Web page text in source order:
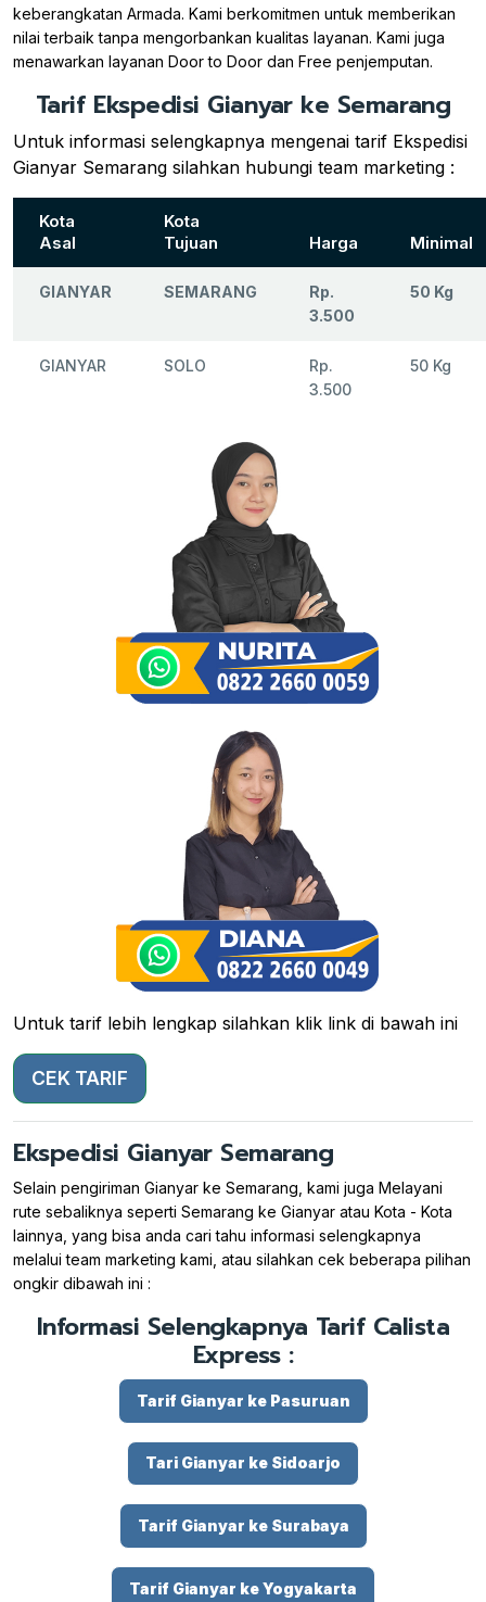
keberangkatan Armada. Kami berkomitmen untuk memberikan
nilai terbaik tanpa mengorbankan kualitas layanan. Kami juga
menawarkan layanan Door to Door dan Free penjemputan.
Tarif Ekspedisi Gianyar ke Semarang
Untuk informasi selengkapnya mengenai tarif Ekspedisi
Gianyar Semarang silahkan hubungi team marketing :
Kota
Asal
Kota
Tujuan
Harga Minimal
GIANYAR SEMARANG
Rp.
3.500
50 Kg
GIANYAR SOLO
Rp.
3.500
50 Kg
Untuk tarif lebih lengkap silahkan klik link di bawah ini
CEK TARIF
Ekspedisi Gianyar Semarang
Selain pengiriman Gianyar ke Semarang, kami juga Melayani
rute sebaliknya seperti Semarang ke Gianyar atau Kota - Kota
lainnya, yang bisa anda cari tahu informasi selengkapnya
melalui team marketing kami, atau silahkan cek beberapa pilihan
ongkir dibawah ini :
Informasi Selengkapnya Tarif Calista
Express :
Tarif Gianyar ke Pasuruan
Tari Gianyar ke Sidoarjo
Tarif Gianyar ke Surabaya
Tarif Gianyar ke Yogyakarta